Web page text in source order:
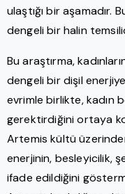
ulaştığı bir aşamadır.
dengeli bir halin
Bu araştırma,
dengeli bir dişil
evrimle birlikte, kadın
gerektirdiğini ortaya
Artemis kültü
enerjinin, besleyicilik,
ifade edildiğini